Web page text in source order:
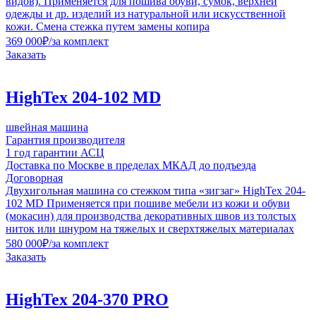
одежды и др. изделий из натуральной или искусственной
кожи. Смена стежка путем замены копира
369 000₽/за комплект
Заказать
HighTex 204-102 MD
швейная машина
Гарантия производителя
1 год гарантии АСЦ
Доставка по Москве в пределах МКАД до подъезда
Договорная
Двухигольная машина со стежком типа «зигзаг» HighTex 204-
102 MD Применяется при пошиве мебели из кожи и обуви
(мокасин) для производства декоративных швов из толстых
ниток или шнуром на тяжелых и сверхтяжелых материалах
580 000₽/за комплект
Заказать
HighTex 204-370 PRO